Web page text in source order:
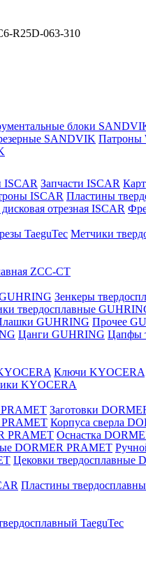
R25D-063-310
блоки
SANDVIK Патроны
ISCAR Запчасти ISCAR
ISCAR Пластины
отрезная ISCAR
TaeguTec Метчики
ZCC-CT
Зенкеры
твердосплавные
GUHRING Прочее
Цанги GUHRING Цапфы
Ключи KYOCERA
KYOCERA
Заготовки
PRAMET Корпуса сверла
PRAMET Оснастка
DORMER PRAMET
Цековки твердосплавные
Пластины
TaeguTec